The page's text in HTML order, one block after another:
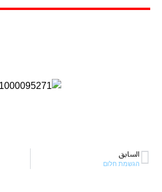
السابق
הגשמת חלום